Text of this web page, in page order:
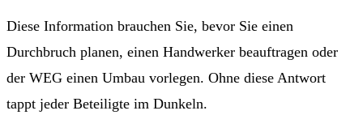
Diese Information brauchen Sie, bevor Sie einen
Durchbruch planen, einen Handwerker beauftragen oder
der WEG einen Umbau vorlegen. Ohne diese Antwort
tappt jeder Beteiligte im Dunkeln.